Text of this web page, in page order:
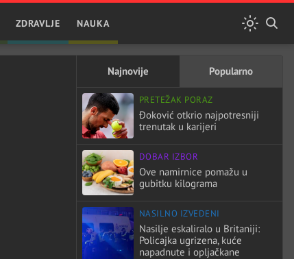
ZDRAVLJE NAUKA
Najnovije Popularno
PRETEŽAK PORAZ
Đoković otkrio najpotresniji
trenutak u karijeri
DOBAR IZBOR
Ove namirnice pomažu u
gubitku kilograma
NASILNO IZVEDENI
Nasilje eskaliralo u Britaniji:
Policajka ugrizena, kuće
napadnute i opljačkane